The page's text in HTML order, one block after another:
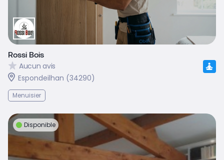
Rossi Bois
Aucun avis
Espondeilhan (34290)
Menuisier
Disponible